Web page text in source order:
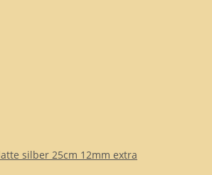
silber 25cm 12mm extra